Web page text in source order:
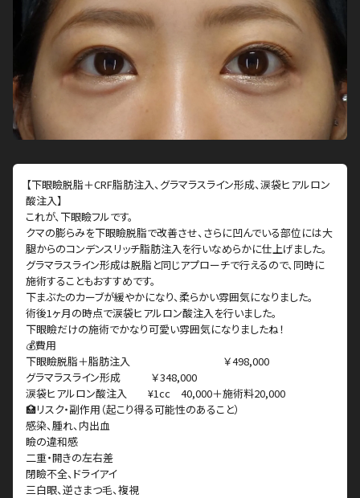
【下眼瞼脱脂＋CRF脂肪注入、グラマラスライン形成、涙袋ヒアルロン
酸注入】
これが、下眼瞼フルです。
クマの膨らみを下眼瞼脱脂で改善させ、さらに凹んでいる部位には大
腿からのコンデンスリッチ脂肪注入を行いなめらかに仕上げました。
グラマラスライン形成は脱脂と同じアプローチで行えるので、同時に
施術することもおすすめです。
下まぶたのカーブが緩やかになり、柔らかい雰囲気になりました。
術後1ヶ月の時点で涙袋ヒアルロン酸注入を行いました。
下眼瞼だけの施術でかなり可愛い雰囲気になりましたね！
💰費用
下眼瞼脱脂＋脂肪注入 ￥498,000
グラマラスライン形成 ￥348,000
涙袋ヒアルロン酸注入 ¥1cc 40,000＋施術料20,000
🏥リスク・副作用（起こり得る可能性のあること）
感染、腫れ、内出血
瞼の違和感
二重・開きの左右差
閉瞼不全、ドライアイ
三白眼、逆さまつ毛、複視